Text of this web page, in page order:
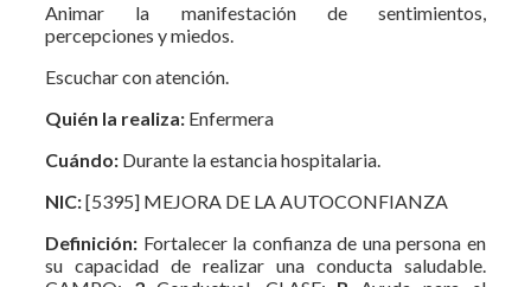
Animar la manifestación de sentimientos,
percepciones y miedos.
Escuchar con atención.
Quién la realiza: Enfermera
Cuándo: Durante la estancia hospitalaria.
NIC:[5395] MEJORA DE LA AUTOCONFIANZA
Definición: Fortalecer la confianza de una persona en
su capacidad de realizar una conducta saludable.